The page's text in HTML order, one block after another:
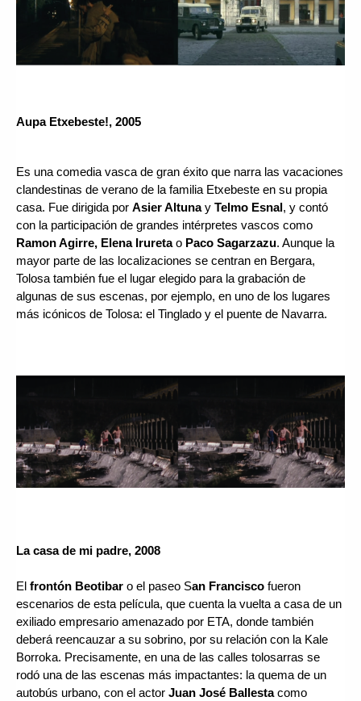
Aupa Etxebeste!, 2005
Es una comedia vasca de gran éxito que narra las vacaciones
clandestinas de verano de la familia Etxebeste en su propia
casa. Fue dirigida por Asier Altuna y Telmo Esnal , y contó
Ramon Agirre, Elena Irureta o Paco Sagarzazu. Aunque la
mayor parte de las localizaciones se centran en Bergara,
Tolosa también fue el lugar elegido para la grabación de
algunas de sus escenas, por ejemplo, en uno de los lugares
más icónicos de Tolosa: el Tinglado y el puente de Navarra.
La casa de mi padre, 2008
El frontón Beotibar o el paseo San Francisco fueron
escenarios de esta película, que cuenta la vuelta a casa de un
exiliado empresario amenazado por ETA, donde también
deberá reencauzar a su sobrino, por su relación con la Kale
Borroka. Precisamente, en una de las calles tolosarras se
rodó una de las escenas más impactantes: la quema de un
autobús urbano, con el actor Juan José Ballesta como